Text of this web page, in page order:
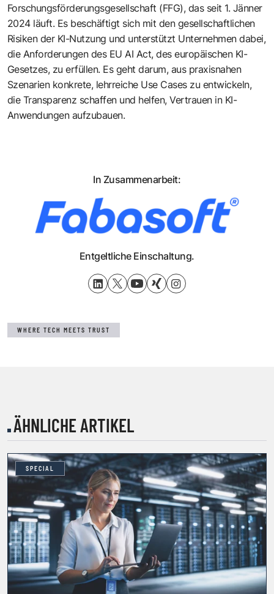
Forschungsförderungsgesellschaft (FFG), das seit 1. Jänner
2024 läuft. Es beschäftigt sich mit den gesellschaftlichen
Risiken der KI-Nutzung und unterstützt Unternehmen dabei,
die Anforderungen des EU AI Act, des europäischen KI-
Gesetzes, zu erfüllen. Es geht darum, aus praxisnahen
Szenarien konkrete, lehrreiche Use Cases zu entwickeln,
die Transparenz schaffen und helfen, Vertrauen in KI-
Anwendungen aufzubauen.
In Zusammenarbeit:
Entgeltliche Einschaltung.
WHERE TECH MEETS TRUST
ÄHNLICHE ARTIKEL
SPECIAL